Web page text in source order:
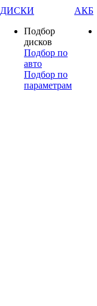
ДИСКИ
Подбор
дисков
Подбор по
авто
Подбор по
параметрам
АКБ